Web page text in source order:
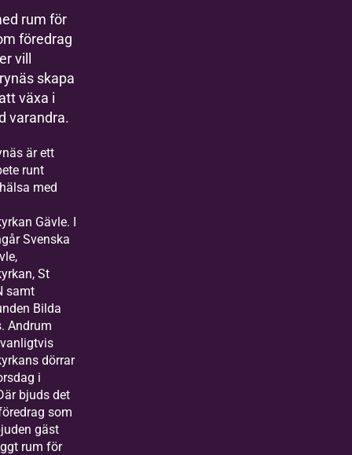
rum för
föredrag
vill
skapa
växa i
varandra.
är ett
runt
med
Gävle. I
Svenska
St
samt
Bilda
Andrum
dörrar
i
bjuds det
som
gäst
rum för